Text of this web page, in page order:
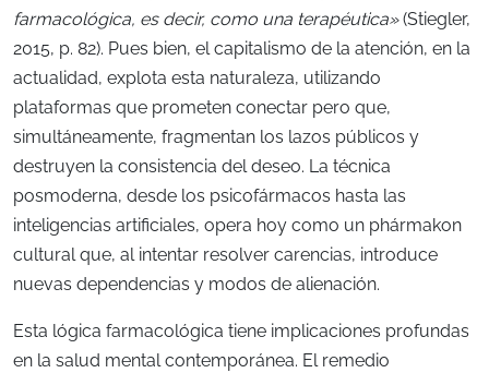
farmacológica, es decir, como una terapéutica»(Stiegler,
2015, p. 82). Pues bien, el capitalismo de la atención, en la
actualidad, explota esta naturaleza, utilizando
plataformas que prometen conectar pero que,
simultáneamente, fragmentan los lazos públicos y
destruyen la consistencia del deseo. La técnica
posmoderna, desde los psicofármacos hasta las
inteligencias artificiales, opera hoy como un phármakon
cultural que, al intentar resolver carencias, introduce
nuevas dependencias y modos de alienación.
Esta lógica farmacológica tiene implicaciones profundas
en la salud mental contemporánea. El remedio